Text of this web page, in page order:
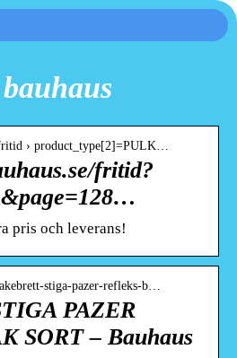
› product_type[2]=PULK…
fritid?
pris och leverans!
stiga-pazer-refleks-b…
PAZER
SORT – Bauhaus